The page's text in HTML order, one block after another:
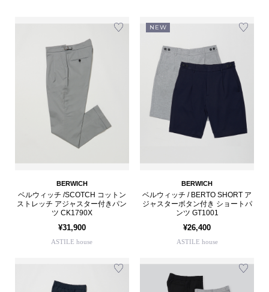
BERWICH
ベルウィッチ /SCOTCH コットン
ストレッチ アジャスター付きパン
ツ CK1790X
¥31,900
ASTILE house
NEW
BERWICH
ベルウィッチ / BERTO SHORT ア
ジャスターボタン付き ショートパ
ンツ GT1001
¥26,400
ASTILE house